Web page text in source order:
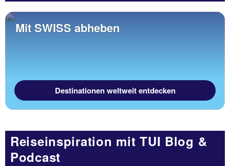
Mit SWISS abheben
Destinationen weltweit entdecken
Reiseinspiration mit TUI Blog &
Podcast